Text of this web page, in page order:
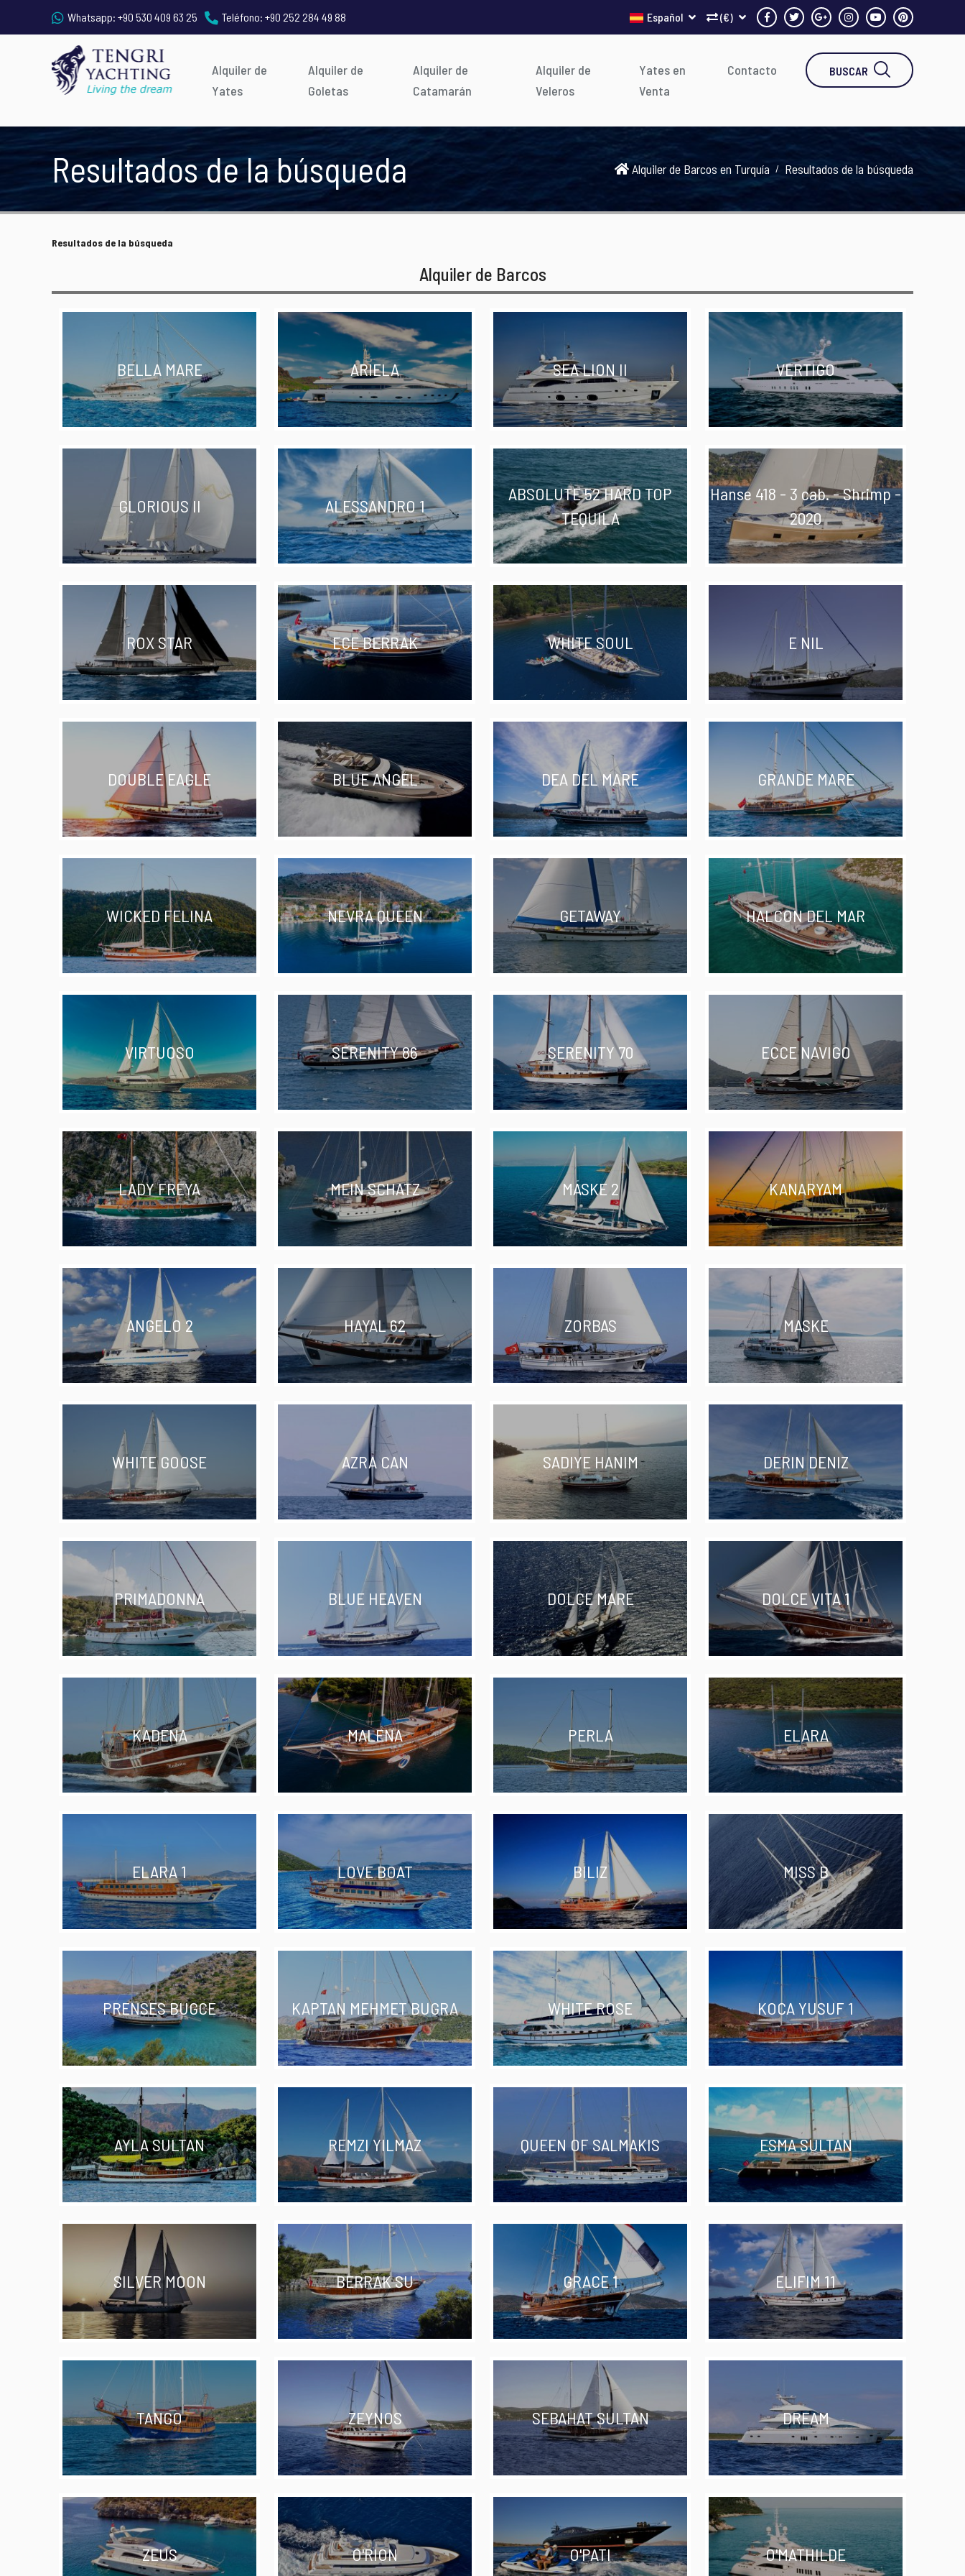
Whatsapp: +90 530 409 63 25 Teléfono: +90 252 284 49 88 (€)
Español
Alquiler de
Yates
Alquiler de
Goletas
Alquiler de
Catamarán
Alquiler de
Veleros
Yates en
Venta
Contacto BUSCAR
Resultados de la búsqueda Alquiler de Barcos en Turquía Resultados de la búsqueda
Resultados de la búsqueda
Alquiler de Barcos
BELLA MARE ARIELA SEA LION II VERTIGO
GLORIOUS II ALESSANDRO 1
ABSOLUTE 52 HARD TOP
TEQUILA
Hanse 418 - 3 cab. - Shrimp -
2020
ROX STAR ECE BERRAK WHITE SOUL E NIL
DOUBLE EAGLE BLUE ANGEL DEA DEL MARE GRANDE MARE
WICKED FELINA NEVRA QUEEN GETAWAY HALCON DEL MAR
VIRTUOSO SERENITY 86 SERENITY 70 ECCE NAVIGO
LADY FREYA MEIN SCHATZ MASKE 2 KANARYAM
ANGELO 2 HAYAL 62 ZORBAS MASKE
WHITE GOOSE AZRA CAN SADIYE HANIM DERIN DENIZ
PRIMADONNA BLUE HEAVEN DOLCE MARE DOLCE VITA 1
KADENA MALENA PERLA ELARA
ELARA 1 LOVE BOAT BILIZ MISS B
PRENSES BUGCE KAPTAN MEHMET BUGRA WHITE ROSE KOCA YUSUF 1
AYLA SULTAN REMZI YILMAZ QUEEN OF SALMAKIS ESMA SULTAN
SILVER MOON BERRAK SU GRACE 1 ELIFIM 11
TANGO ZEYNOS SEBAHAT SULTAN DREAM
ZEUS O'RION O'PATI O'MATHILDE